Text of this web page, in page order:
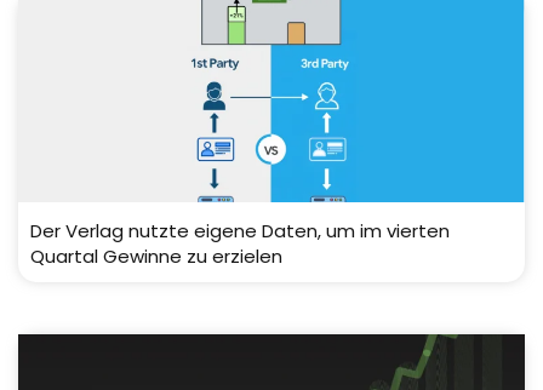
Der Verlag nutzte eigene Daten, um im vierten
Quartal Gewinne zu erzielen